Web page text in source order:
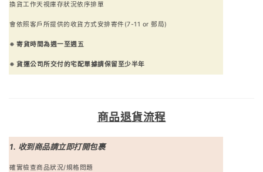
換貨工作天視庫存狀況依序排單
會依照客戶所提供的收貨方式安排寄件(7-11 or 郵局)
※ 寄貨時間為週一至週五
※ 貨運公司所交付的宅配單據請保留至少半年
商品退貨流程
1. 收到商品請立即打開包裹
確實檢查商品狀況/規格問題